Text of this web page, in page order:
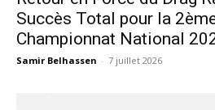
Succès Total pour la
Championnat National
Samir Belhassen - 7 juillet 2026